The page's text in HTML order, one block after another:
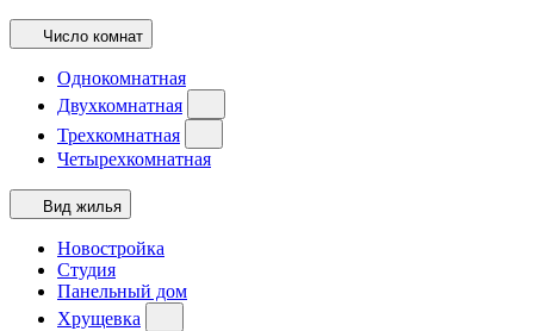
Число комнат
Однокомнатная
Двухкомнатная
Трехкомнатная
Четырехкомнатная
Вид жилья
Новостройка
Студия
Панельный дом
Хрущевка